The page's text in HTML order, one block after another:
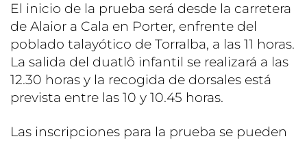
El inicio de la prueba será desde la carretera
de Alaior a Cala en Porter, enfrente del
poblado talayótico de Torralba, a las 11 horas.
La salida del duatlô infantil se realizará a las
12.30 horas y la recogida de dorsales está
prevista entre las 10 y 10.45 horas.
Las inscripciones para la prueba se pueden